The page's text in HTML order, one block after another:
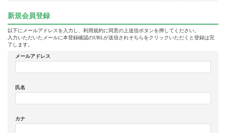
新規会員登録
以下にメールアドレスを入力し、利用規約に同意の上送信ボタンを押してください。
入力いただいたメールに本登録確認のURLが送信されそちらをクリックいただくと登録は完
了します。
メールアドレス
氏名
カナ